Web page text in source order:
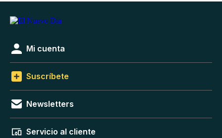
Mi cuenta
Suscríbete
Newsletters
Servicio al cliente